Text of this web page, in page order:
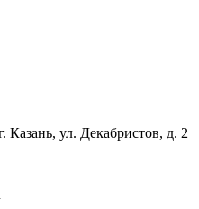
Казань, ул. Декабристов, д. 2